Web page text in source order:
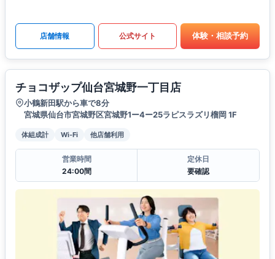
店舗情報 公式サイト 体験・相談予約
チョコザップ仙台宮城野一丁目店
小鶴新田駅から車で8分
宮城県仙台市宮城野区宮城野1ー4ー25ラピスラズリ榴岡 1F
体組成計 Wi-Fi 他店舗利用
営業時間
24:00間
定休日
要確認